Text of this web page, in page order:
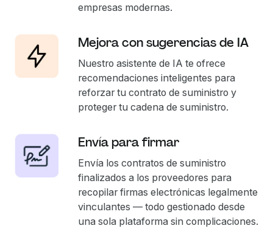
empresas modernas.
Mejora con sugerencias de IA
Nuestro asistente de IA te ofrece
recomendaciones inteligentes para
reforzar tu contrato de suministro y
proteger tu cadena de suministro.
Envía para firmar
Envía los contratos de suministro
finalizados a los proveedores para
recopilar firmas electrónicas legalmente
vinculantes — todo gestionado desde
una sola plataforma sin complicaciones.